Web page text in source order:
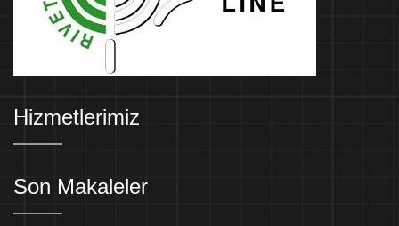
Hizmetlerimiz
Son Makaleler